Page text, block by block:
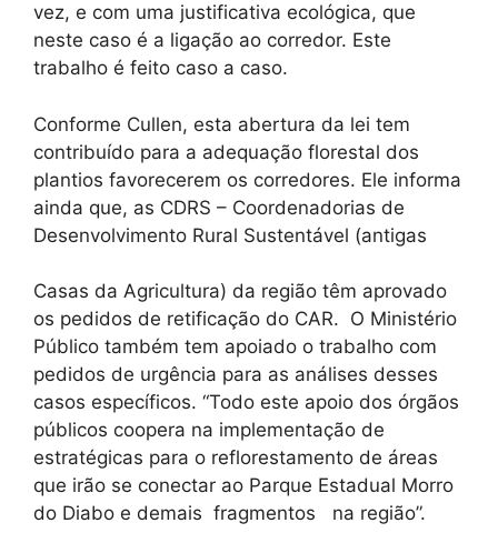
vez, e com uma justificativa ecológica, que
neste caso é a ligação ao corredor. Este
trabalho é feito caso a caso.
Conforme Cullen, esta abertura da lei tem
contribuído para a adequação florestal dos
plantios favorecerem os corredores. Ele informa
ainda que, as CDRS – Coordenadorias de
Desenvolvimento Rural Sustentável (antigas
Casas da Agricultura) da região têm aprovado
os pedidos de retificação do CAR. O Ministério
Público também tem apoiado o trabalho com
pedidos de urgência para as análises desses
casos específicos. “Todo este apoio dos órgãos
públicos coopera na implementação de
estratégicas para o reflorestamento de áreas
que irão se conectar ao Parque Estadual Morro
do Diabo e demais fragmentos na região”.